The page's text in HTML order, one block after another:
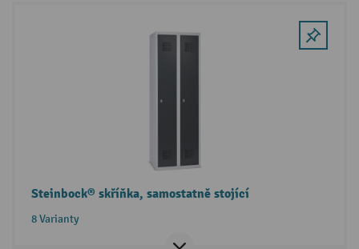
Steinbock® skříňka, samostatně stojící
8 Varianty